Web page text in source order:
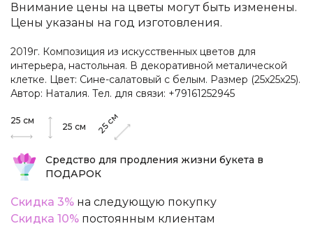
Внимание цены на цветы могут быть изменены.
Цены указаны на год изготовления.
2019г. Композиция из искусственных цветов для
интерьера, настольная. В декоративной металической
клетке. Цвет: Сине-салатовый с белым. Размер (25х25х25).
Автор: Наталия. Тел. для связи: +79161252945
25 см
25 см 25см
Средство для продления жизни букета в
ПОДАРОК
Скидка 3% на следующую покупку
Скидка 10% постоянным клиентам